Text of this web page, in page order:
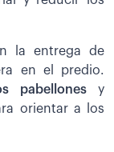
la entrega de
en el predio.
pabellonesy
orientar a los